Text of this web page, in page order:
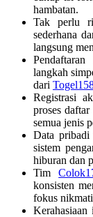
hambatan.
Tak perlu
sederhana
langsung
langkah
dari
Registrasi
proses daftar
semua jenis
Data pribadi
sistem
hiburan dan
Tim
konsisten
fokus